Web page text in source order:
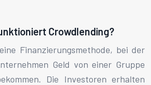
Crowdlending?
Finanzierungsmethode, bei der
Geld von einer Gruppe
Die Investoren erhalten